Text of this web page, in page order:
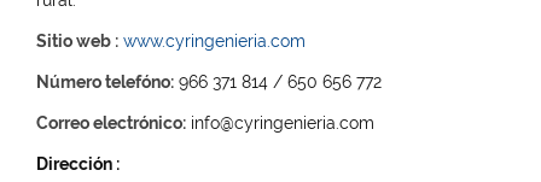
Sitio web : www.cyringenieria.com
Número telefóno: 966 371 814 / 650 656 772
Correo electrónico: info@cyringenieria.com
Dirección :